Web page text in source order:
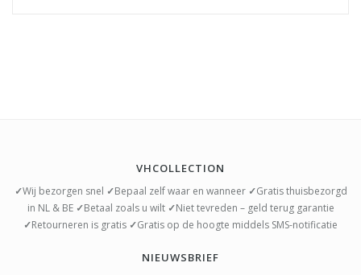
VHCOLLECTION
✓Wij bezorgen snel ✓Bepaal zelf waar en wanneer ✓Gratis thuisbezorgd
in NL & BE ✓Betaal zoals u wilt ✓Niet tevreden – geld terug garantie
✓Retourneren is gratis ✓Gratis op de hoogte middels SMS-notificatie
NIEUWSBRIEF